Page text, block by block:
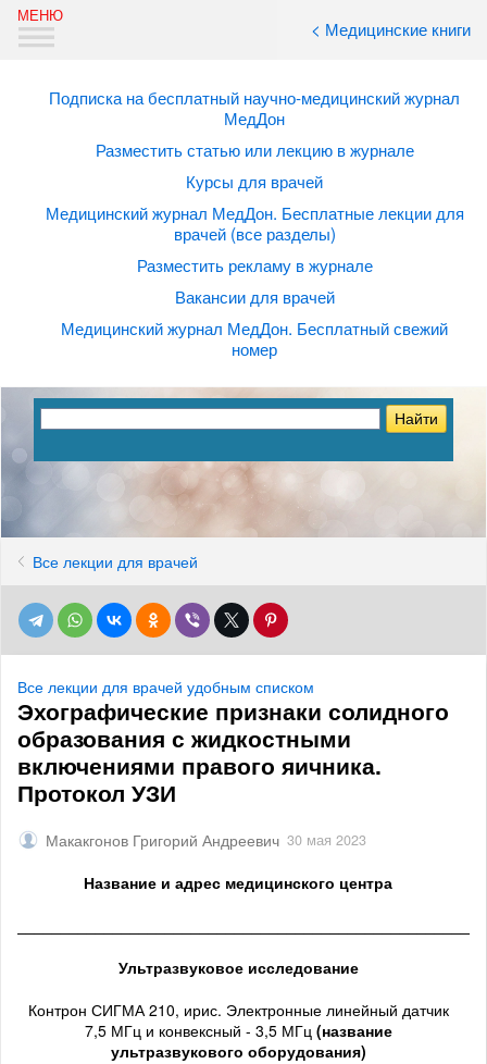
< Медицинские книги
Подписка на бесплатный научно-медицинский журнал
МедДон
Разместить статью или лекцию в журнале
Курсы для врачей
Медицинский журнал МедДон. Бесплатные лекции для
врачей (все разделы)
Разместить рекламу в журнале
Вакансии для врачей
Медицинский журнал МедДон. Бесплатный свежий
номер
Все лекции для врачей
Все лекции для врачей удобным списком
Эхографические признаки солидного
образования с жидкостными
включениями правого яичника.
Протокол УЗИ
Макакгонов Григорий Андреевич 30 мая 2023
Название и адрес медицинского центра
Ультразвуковое исследование
Контрон СИГМА 210, ирис. Электронные линейный датчик
7,5 МГц и конвексный - 3,5 МГц(название
ультразвукового оборудования)